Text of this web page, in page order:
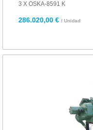
3 X OSKA-8591 K
286.020,00 € / Unidad